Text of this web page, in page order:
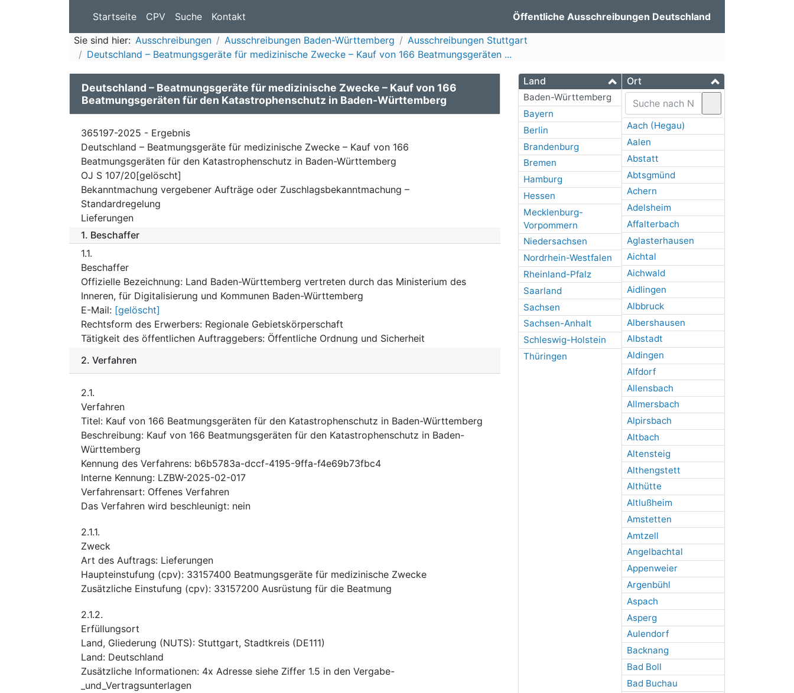
Startseite CPV Suche Kontakt Öffentliche Ausschreibungen Deutschland
Sie sind hier: Ausschreibungen Ausschreibungen Baden-Württemberg
Ausschreibungen Stuttgart
Deutschland – Beatmungsgeräte für medizinische Zwecke – Kauf von 166 Beatmungsgeräten ...
Land
Baden-Württemberg
Bayern
Berlin
Brandenburg
Bremen
Hamburg
Hessen
Mecklenburg-
Vorpommern
Niedersachsen
Nordrhein-Westfalen
Rheinland-Pfalz
Saarland
Sachsen
Sachsen-Anhalt
Schleswig-Holstein
Thüringen
Ort
Aach (Hegau)
Aalen
Abstatt
Abtsgmünd
Achern
Adelsheim
Affalterbach
Aglasterhausen
Aichtal
Aichwald
Aidlingen
Albbruck
Albershausen
Albstadt
Aldingen
Alfdorf
Allensbach
Allmersbach
Alpirsbach
Altbach
Altensteig
Althengstett
Althütte
Altlußheim
Amstetten
Amtzell
Angelbachtal
Appenweier
Argenbühl
Aspach
Asperg
Aulendorf
Backnang
Bad Boll
Bad Buchau
Deutschland – Beatmungsgeräte für medizinische Zwecke – Kauf von 166
Beatmungsgeräten für den Katastrophenschutz in Baden-Württemberg
365197-2025 - Ergebnis
Deutschland – Beatmungsgeräte für medizinische Zwecke – Kauf von 166
Beatmungsgeräten für den Katastrophenschutz in Baden-Württemberg
OJ S 107/20[gelöscht]
Bekanntmachung vergebener Aufträge oder Zuschlagsbekanntmachung –
Standardregelung
Lieferungen
1. Beschaffer
1.1.
Beschaffer
Offizielle Bezeichnung: Land Baden-Württemberg vertreten durch das Ministerium des
Inneren, für Digitalisierung und Kommunen Baden-Württemberg
E-Mail: [gelöscht]
Rechtsform des Erwerbers: Regionale Gebietskörperschaft
Tätigkeit des öffentlichen Auftraggebers: Öffentliche Ordnung und Sicherheit
2. Verfahren
2.1.
Verfahren
Titel: Kauf von 166 Beatmungsgeräten für den Katastrophenschutz in Baden-Württemberg
Beschreibung: Kauf von 166 Beatmungsgeräten für den Katastrophenschutz in Baden-
Württemberg
Kennung des Verfahrens: b6b5783a-dccf-4195-9ffa-f4e69b73fbc4
Interne Kennung: LZBW-2025-02-017
Verfahrensart: Offenes Verfahren
Das Verfahren wird beschleunigt: nein
2.1.1.
Zweck
Art des Auftrags: Lieferungen
Haupteinstufung (cpv): 33157400 Beatmungsgeräte für medizinische Zwecke
Zusätzliche Einstufung (cpv): 33157200 Ausrüstung für die Beatmung
2.1.2.
Erfüllungsort
Land, Gliederung (NUTS): Stuttgart, Stadtkreis (DE111)
Land: Deutschland
Zusätzliche Informationen: 4x Adresse siehe Ziffer 1.5 in den Vergabe-
_und_Vertragsunterlagen